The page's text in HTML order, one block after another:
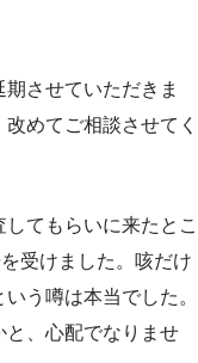
させていただきま
めてご相談させてく
てもらいに来たとこ
受けました。咳だけ
う噂は本当でした。
と、心配でなりませ